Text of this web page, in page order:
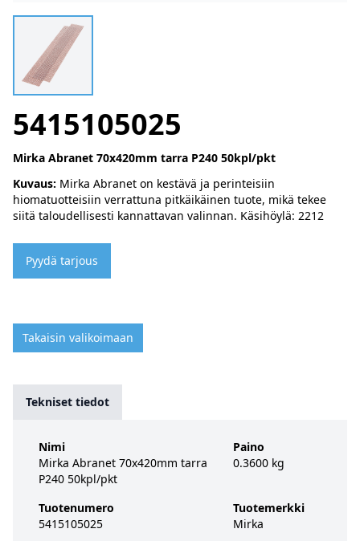
5415105025
Mirka Abranet 70x420mm tarra P240 50kpl/pkt
Kuvaus: Mirka Abranet on kestävä ja perinteisiin
hiomatuotteisiin verrattuna pitkäikäinen tuote, mikä tekee
siitä taloudellisesti kannattavan valinnan. Käsihöylä: 2212
Pyydä tarjous
Takaisin valikoimaan
Tekniset tiedot
Nimi
Mirka Abranet 70x420mm tarra
P240 50kpl/pkt
Tuotenumero
5415105025
Paino
0.3600 kg
Tuotemerkki
Mirka